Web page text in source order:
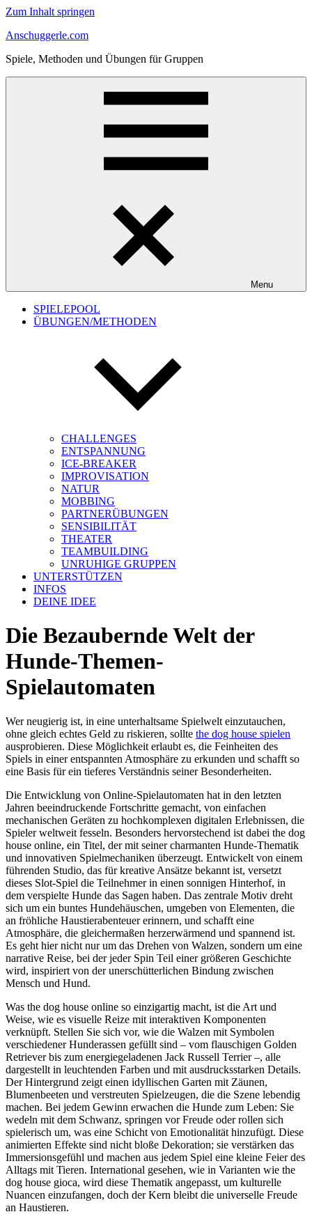
Zum Inhalt springen
Anschuggerle.com
Spiele, Methoden und Übungen für Gruppen
Menu
SPIELEPOOL
ÜBUNGEN/METHODEN
CHALLENGES
ENTSPANNUNG
ICE-BREAKER
IMPROVISATION
NATUR
MOBBING
PARTNERÜBUNGEN
SENSIBILITÄT
THEATER
TEAMBUILDING
UNRUHIGE GRUPPEN
UNTERSTÜTZEN
INFOS
DEINE IDEE
Die Bezaubernde Welt der
Hunde-Themen-
Spielautomaten
Wer neugierig ist, in eine unterhaltsame Spielwelt einzutauchen,
ohne gleich echtes Geld zu riskieren, sollte the dog house spielen
ausprobieren. Diese Möglichkeit erlaubt es, die Feinheiten des
Spiels in einer entspannten Atmosphäre zu erkunden und schafft so
eine Basis für ein tieferes Verständnis seiner Besonderheiten.
Die Entwicklung von Online-Spielautomaten hat in den letzten
Jahren beeindruckende Fortschritte gemacht, von einfachen
mechanischen Geräten zu hochkomplexen digitalen Erlebnissen, die
Spieler weltweit fesseln. Besonders hervorstechend ist dabei the dog
house online, ein Titel, der mit seiner charmanten Hunde-Thematik
und innovativen Spielmechaniken überzeugt. Entwickelt von einem
führenden Studio, das für kreative Ansätze bekannt ist, versetzt
dieses Slot-Spiel die Teilnehmer in einen sonnigen Hinterhof, in
dem verspielte Hunde das Sagen haben. Das zentrale Motiv dreht
sich um ein buntes Hundehäuschen, umgeben von Elementen, die
an fröhliche Haustierabenteuer erinnern, und schafft eine
Atmosphäre, die gleichermaßen herzerwärmend und spannend ist.
Es geht hier nicht nur um das Drehen von Walzen, sondern um eine
narrative Reise, bei der jeder Spin Teil einer größeren Geschichte
wird, inspiriert von der unerschütterlichen Bindung zwischen
Mensch und Hund.
Was the dog house online so einzigartig macht, ist die Art und
Weise, wie es visuelle Reize mit interaktiven Komponenten
verknüpft. Stellen Sie sich vor, wie die Walzen mit Symbolen
verschiedener Hunderassen gefüllt sind – vom flauschigen Golden
Retriever bis zum energiegeladenen Jack Russell Terrier –, alle
dargestellt in leuchtenden Farben und mit ausdrucksstarken Details.
Der Hintergrund zeigt einen idyllischen Garten mit Zäunen,
Blumenbeeten und verstreuten Spielzeugen, die die Szene lebendig
machen. Bei jedem Gewinn erwachen die Hunde zum Leben: Sie
wedeln mit dem Schwanz, springen vor Freude oder rollen sich
spielerisch um, was eine Schicht von Emotionalität hinzufügt. Diese
animierten Effekte sind nicht bloße Dekoration; sie verstärken das
Immersionsgefühl und machen aus jedem Spiel eine kleine Feier des
Alltags mit Tieren. International gesehen, wie in Varianten wie the
dog house gioca, wird diese Thematik angepasst, um kulturelle
Nuancen einzufangen, doch der Kern bleibt die universelle Freude
an Haustieren.